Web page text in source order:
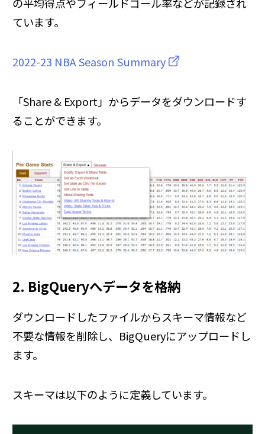
ています。
2022-23 NBA Season Summary
「Share & Export」からデータをダウンロードす
ることができます。
2. BigQueryへデータを格納
ダウンロードしたファイルからスキーマ情報など
不要な情報を削除し、BigQueryにアップロードし
ます。
スキーマは以下のように定義しています。